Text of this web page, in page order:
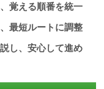
覚える順番を統一
最短ルートに調整
し、安心して進め